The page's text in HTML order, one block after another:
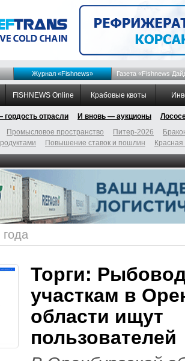
Журнал «Fishnews» Газета «Fishnews
FISHNEWS Online Крабовые квоты
гордость отрасли И вновь — аукционы
Промысловое пространство Питер-2026
Повышение ставок и пошлин
Торги:
участкам в
области ищут
пользователей